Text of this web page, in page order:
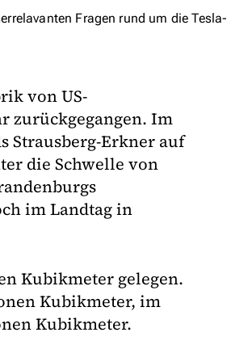
Fragen rund um die Tesla-
von US-
zurückgegangen. Im
Strausberg-Erkner auf
die Schwelle von
im Landtag in
Kubikmeter gelegen.
Kubikmeter, im
Kubikmeter.